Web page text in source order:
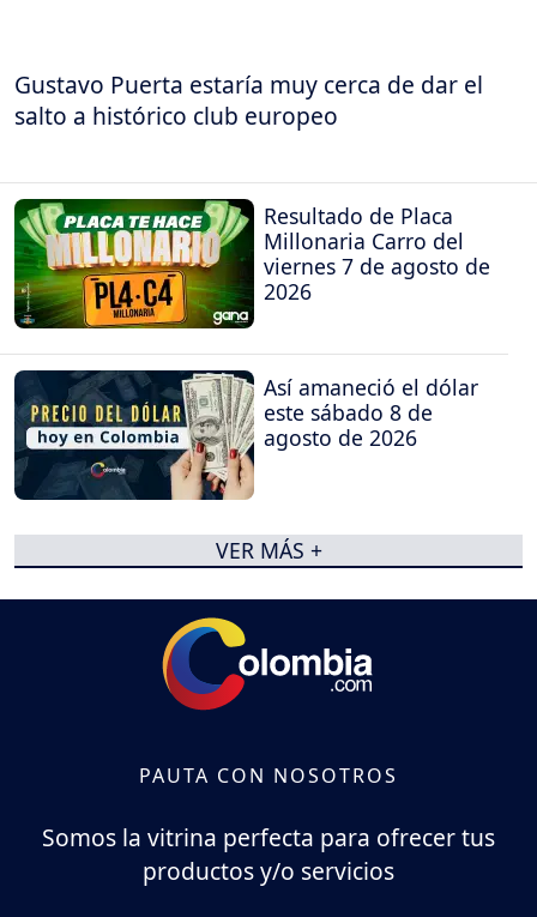
Gustavo Puerta estaría muy cerca de dar el
salto a histórico club europeo
Resultado de Placa
Millonaria Carro del
viernes 7 de agosto de
2026
Así amaneció el dólar
este sábado 8 de
agosto de 2026
VER MÁS +
PAUTA CON NOSOTROS
Somos la vitrina perfecta para ofrecer tus
productos y/o servicios